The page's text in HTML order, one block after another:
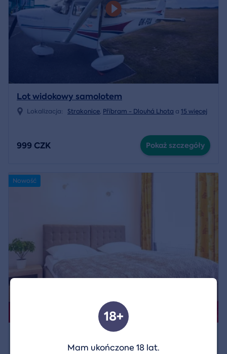
Lot widokowy samolotem
Lokalizacja: Strakonice, Příbram - Dlouhá Lhota a 15 więcej
999 CZK Pokaż szczegóły
Nowość
Wiedeński pobyt dla dwojga w Klimt Hotel
18+
Mam ukończone 18 lat.